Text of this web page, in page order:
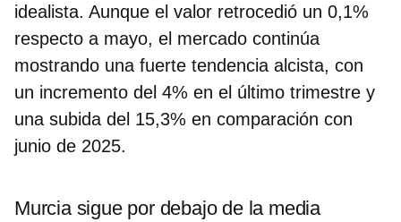
idealista. Aunque el valor retrocedió un 0,1%
respecto a mayo, el mercado continúa
mostrando una fuerte tendencia alcista, con
un incremento del 4% en el último trimestre y
una subida del 15,3% en comparación con
junio de 2025.
Murcia sigue por debajo de la media